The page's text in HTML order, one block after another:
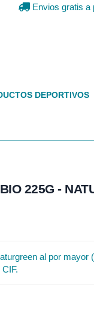
Envios gratis a
DEPORTIVOS
225G -
al por